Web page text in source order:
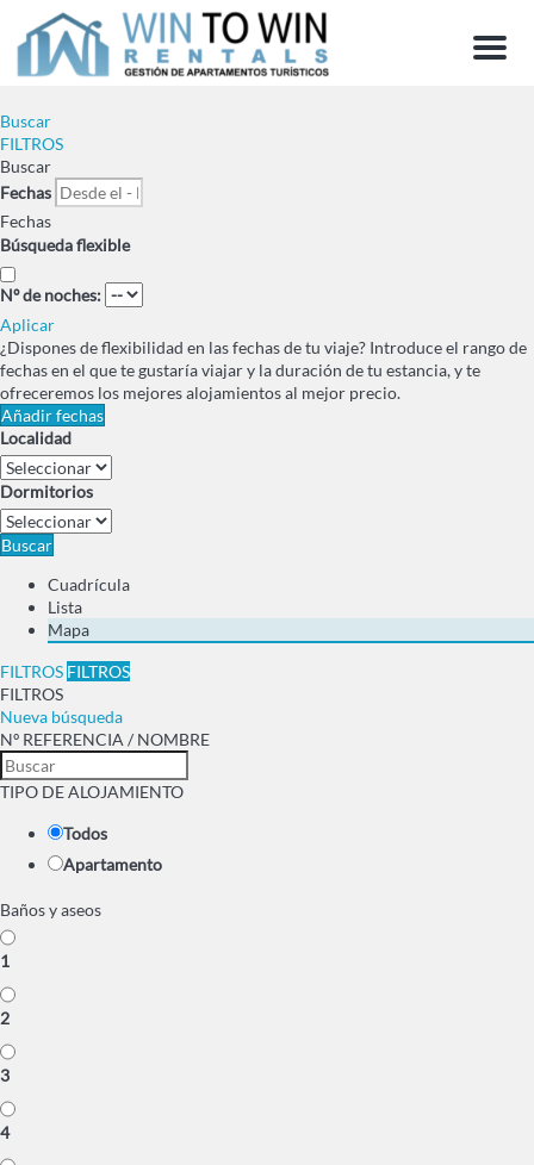
Menu
Buscar
FILTROS
Buscar
Fechas
Fechas
Búsqueda flexible
Nº de noches:
Aplicar
¿Dispones de flexibilidad en las fechas de tu viaje? Introduce el rango de
fechas en el que te gustaría viajar y la duración de tu estancia, y te
ofreceremos los mejores alojamientos al mejor precio.
Añadir fechas
Localidad
Dormitorios
Buscar
Cuadrícula
Lista
Mapa
FILTROS FILTROS
FILTROS
Nueva búsqueda
Nº REFERENCIA / NOMBRE
TIPO DE ALOJAMIENTO
Todos
Apartamento
Baños y aseos
1
2
3
4